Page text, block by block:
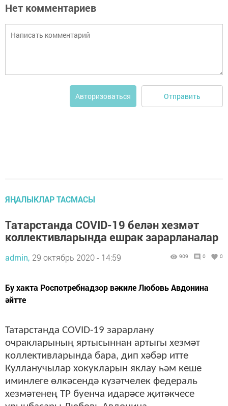
Нет комментариев
Авторизоваться Отправить
ЯҢАЛЫКЛАР ТАСМАСЫ
Татарстанда COVID-19 белән хезмәт
коллективларында ешрак зарарланалар
admin, 29 октябрь 2020 - 14:59 909 0 0
Бу хакта Роспотребнадзор вәкиле Любовь Авдонина
әйтте
Татарстанда COVID-19 зарарлану
очракларының яртысыннан артыгы хезмәт
коллективларында бара, дип хәбәр итте
Кулланучылар хокукларын яклау һәм кеше
иминлеге өлкәсендә күзәтчелек федераль
хезмәтенең ТР буенча идарәсе җитәкчесе